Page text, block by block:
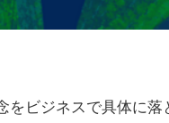
ビジネスで具体に落